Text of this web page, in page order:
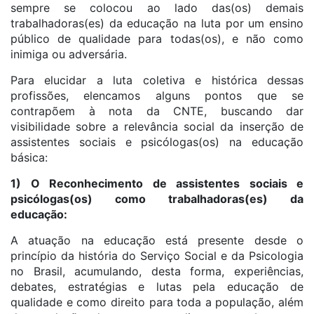
sempre se colocou ao lado das(os) demais
trabalhadoras(es) da educação na luta por um ensino
público de qualidade para todas(os), e não como
inimiga ou adversária.
Para elucidar a luta coletiva e histórica dessas
profissões, elencamos alguns pontos que se
contrapõem à nota da CNTE, buscando dar
visibilidade sobre a relevância social da inserção de
assistentes sociais e psicólogas(os) na educação
básica:
1) O Reconhecimento de assistentes sociais e
psicólogas(os) como trabalhadoras(es) da
educação:
A atuação na educação está presente desde o
princípio da história do Serviço Social e da Psicologia
no Brasil, acumulando, desta forma, experiências,
debates, estratégias e lutas pela educação de
qualidade e como direito para toda a população, além